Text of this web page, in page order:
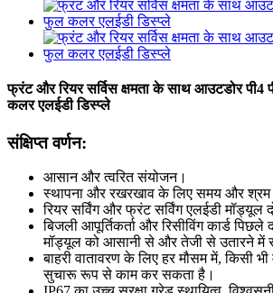
फ्रंट और रियर सर्विस क्षमता के साथ आउटडोर
कलर एलईडी डिस्प्ले
संक्षिप्त वर्णन:
आसान और त्वरित संयोजन।
स्थापना और रखरखाव के लिए समय और श्रम
रियर सर्विंग और फ्रंट सर्विंग एलईडी मॉड्यूल
बिजली आपूर्तिकर्ता और रिसीविंग कार्ड
मॉड्यूल को आसानी से और तेजी से उतारने में
बाहरी वातावरण के लिए हर मौसम में, किसी
सुचारू रूप से काम कर सकता है।